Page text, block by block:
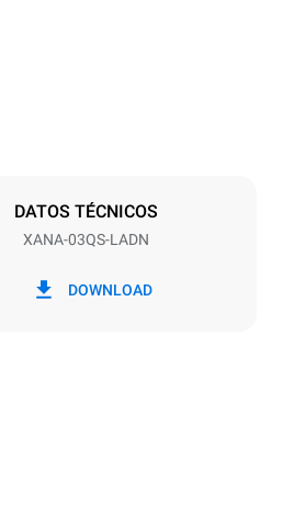
DATOS TÉCNICOS
XANA-03QS-LADN
DOWNLOAD